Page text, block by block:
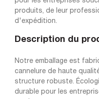
produits, de leur
d'expédition.
Description du
Notre emballage est
cannelure de haute
structure robuste.
durable pour les